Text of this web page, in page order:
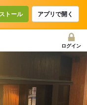
トール アプリで開く
ログイン
ン
する